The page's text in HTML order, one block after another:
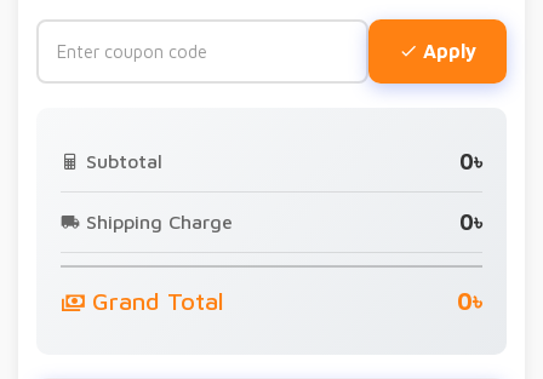
Apply
Subtotal 0৳
Shipping Charge 0৳
Grand Total 0৳